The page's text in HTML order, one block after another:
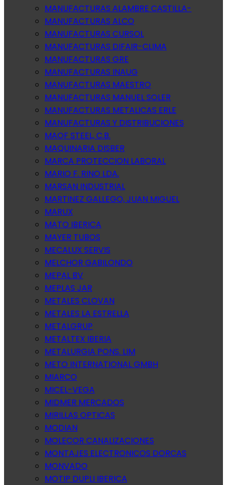
MANUFACTURAS ALAMBRE CASTILLA-
MANUFACTURAS ALCO
MANUFACTURAS CURSOL
MANUFACTURAS DIFAIR-CLIMA
MANUFACTURAS GRE
MANUFACTURAS INAUG
MANUFACTURAS MAESTRO
MANUFACTURAS MANUEL SOLER
MANUFACTURAS METALICAS ERLE
MANUFACTURAS Y DISTRIBUCIONES
MAOF STEEL, C.B.
MAQUINARIA DISBER
MARCA PROTECCION LABORAL
MARIO F. RINO LDA.
MARSAN INDUSTRIAL
MARTINEZ GALLEGO, JUAN MIGUEL
MARUX
MATO IBERICA
MAYER TUBOS
MECALUX SERVIS
MELCHOR GABILONDO
MEPAL BV
MEPLAS JAR
METALES CLOVAN
METALES LA ESTRELLA
METALGRUP
METALTEX IBERIA
METALURGIA PONS. LIM
METO INTERNATIONAL GMBH
MIARCO
MICEL-VEGA
MIDMER MERCADOS
MIRILLAS OPTICAS
MODIAN
MOLECOR CANALIZACIONES
MONTAJES ELECTRONICOS DORCAS
MONVADO
MOTIP DUPLI IBERICA